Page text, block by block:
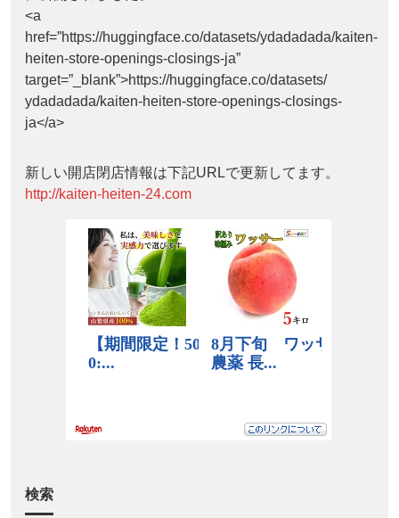
<a
href=”https://huggingface.co/datasets/ydadadada/kaiten-
heiten-store-openings-closings-ja”
target=”_blank”>https://huggingface.co/datasets/
ydadadada/kaiten-heiten-store-openings-closings-
ja</a>
新しい開店閉店情報は下記URLで更新してます。
http://kaiten-heiten-24.com
検索